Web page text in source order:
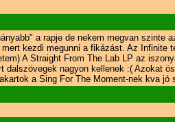
a rapje de nekem megvan szinte
kezdi megunni a fikázást. Az Infinite
A Straight From The Lab LP az
nagyon kellenek :( Azokat
a Sing For The Moment-nek kva jó